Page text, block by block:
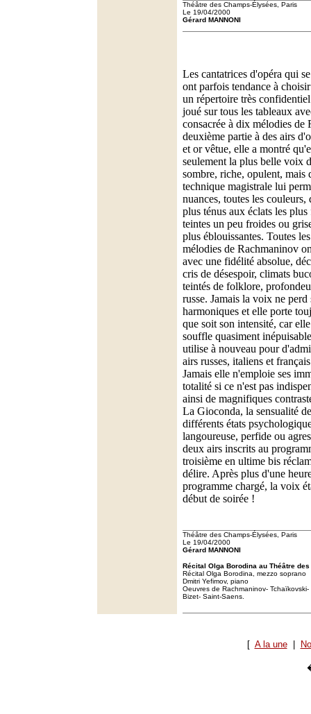
Théâtre des Champs-Élysées, Paris
Le 19/04/2000
Gérard MANNONI
Les cantatrices d'opéra qui
ont parfois tendance à
un répertoire très
joué sur tous les tableaux
consacrée à dix mélodies de
deuxième partie à des airs
et or vêtue, elle a montré
seulement la plus belle voix
sombre, riche, opulent, mais
technique magistrale lui
nuances, toutes les couleurs,
plus ténus aux éclats les
teintes un peu froides ou
plus éblouissantes. Toutes
mélodies de Rachmaninov
avec une fidélité absolue,
cris de désespoir, climats
teintés de folklore,
russe. Jamais la voix ne
harmoniques et elle porte
que soit son intensité, car
souffle quasiment
utilise à nouveau pour
airs russes, italiens et
Jamais elle n'emploie ses
totalité si ce n'est pas
ainsi de magnifiques
La Gioconda, la sensualité
différents états
langoureuse, perfide ou
deux airs inscrits au
troisième en ultime bis
délire. Après plus d'une
programme chargé, la voix
début de soirée !
Théâtre des Champs-Élysées, Paris
Le 19/04/2000
Gérard MANNONI
Récital Olga Borodina au Théâtre
Récital Olga Borodina, mezzo soprano
Dmitri Yefimov, piano
Oeuvres de Rachmaninov-
Bizet- Saint-Saens.
[ A la une|